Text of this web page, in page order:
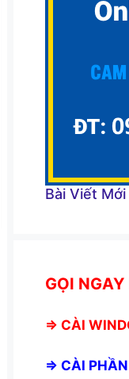
Bài Viết Mới
GỌI
⇒ CÀI
⇒ CÀI